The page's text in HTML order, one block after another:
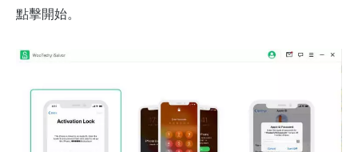
點擊開始。